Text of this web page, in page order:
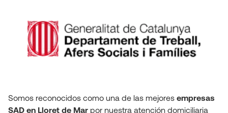
Somos reconocidos como una de las mejores empresas
SAD en Lloret de Mar por nuestra atención domiciliaria